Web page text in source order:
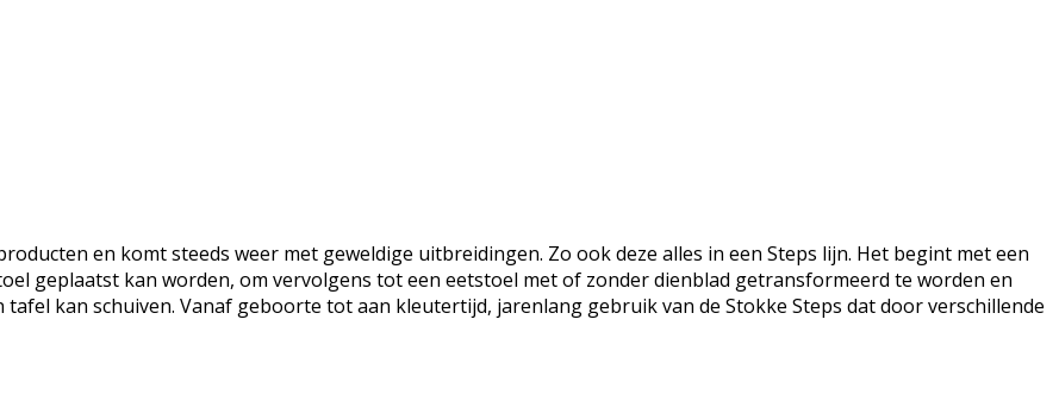
en komt steeds weer met geweldige uitbreidingen. Zo ook deze alles in een Steps lijn. Het begint met een
geplaatst kan worden, om vervolgens tot een eetstoel met of zonder dienblad getransformeerd te worden en
kan schuiven. Vanaf geboorte tot aan kleutertijd, jarenlang gebruik van de Stokke Steps dat door verschillende